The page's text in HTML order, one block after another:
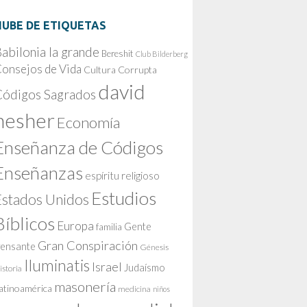
DE ETIQUETAS
la grande Bereshit Club Bilderberg
de Vida Cultura Corrupta
Sagrados david
Economía
de Códigos
espíritu religioso
Unidos Estudios
Europa familia Gente
Gran Conspiración Génesis
Iluminatis Israel Judaísmo
masonería medicina niños